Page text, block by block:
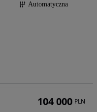
Automatyczna
104 000 PLN